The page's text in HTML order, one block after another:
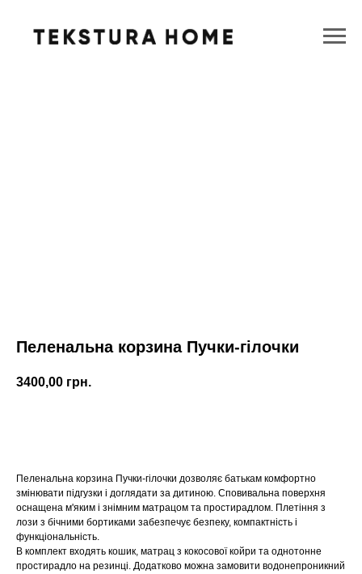
Пеленальна корзина Пучки-гілочки
3400,00 грн.
Пеленальна корзина Пучки-гілочки дозволяє батькам комфортно
змінювати підгузки і доглядати за дитиною. Сповивальна поверхня
оснащена м'яким і знімним матрацом та простирадлом. Плетіння з
лози з бічними бортиками забезпечує безпеку, компактність і
функціональність.
В комплект входять кошик, матрац з кокосової койри та однотонне
простирадло на резинці. Додатково можна замовити водонепроникний